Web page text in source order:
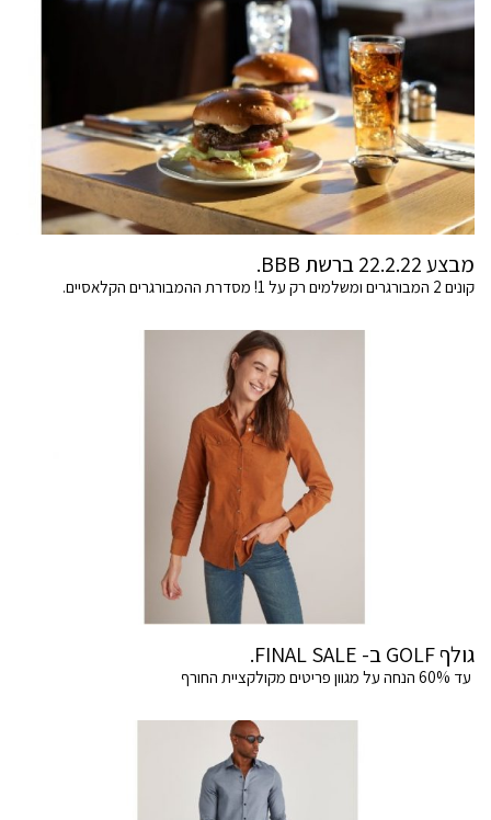
מבצע 22.2.22 ברשת BBB.
קונים 2 המבורגרים ומשלמים רק על 1! מסדרת ההמבורגרים הקלאסיים.
גולף GOLF ב- FINAL SALE.
עד 60% הנחה על מגוון פריטים מקולקציית החורף